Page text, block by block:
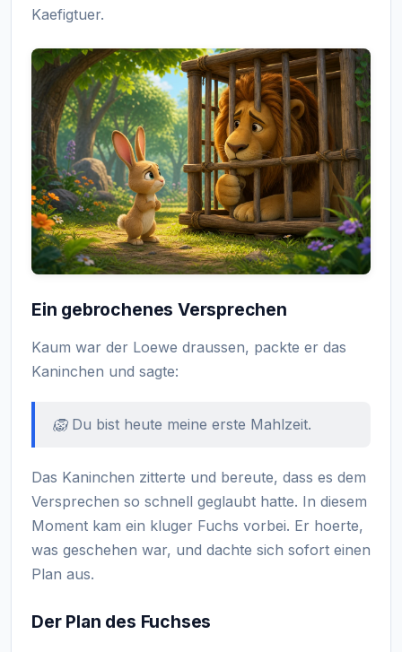
Kaefigtuer.
Ein gebrochenes Versprechen
Kaum war der Loewe draussen, packte er das
Kaninchen und sagte:
🦁 Du bist heute meine erste Mahlzeit.
Das Kaninchen zitterte und bereute, dass es dem
Versprechen so schnell geglaubt hatte. In diesem
Moment kam ein kluger Fuchs vorbei. Er hoerte,
was geschehen war, und dachte sich sofort einen
Plan aus.
Der Plan des Fuchses